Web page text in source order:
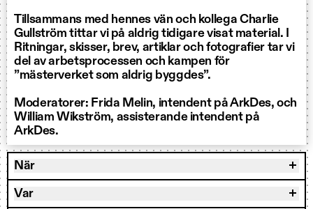
Tillsammans med hennes vän och kollega Charlie
Gullström tittar vi på aldrig tidigare visat material. I
Ritningar, skisser, brev, artiklar och fotografier tar vi
del av arbetsprocessen och kampen för
”mästerverket som aldrig byggdes”.
Moderatorer: Frida Melin, intendent på ArkDes, och
William Wikström, assisterande intendent på
ArkDes.
När
Var